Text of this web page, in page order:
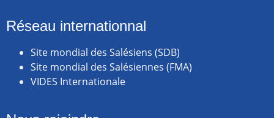
Réseau internationnal
Site mondial des Salésiens (SDB)
Site mondial des Salésiennes (FMA)
VIDES Internationale